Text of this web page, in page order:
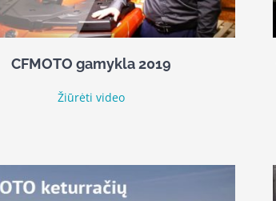
CFMOTO gamykla 2019
Žiūrėti video